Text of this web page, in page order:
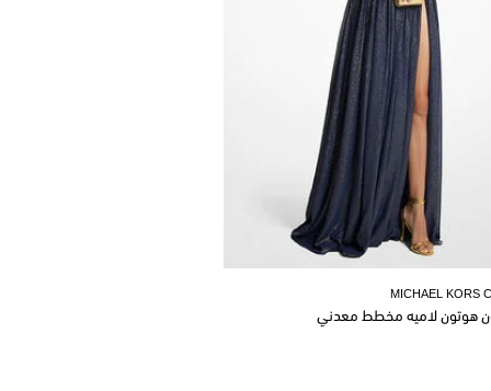
MICHAEL KORS
هوتون لاميه مخطط معدني